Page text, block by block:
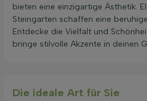
bieten eine einzigartige Ästhetik.
Steingarten schaffen eine
Entdecke die Vielfalt und
bringe stilvolle Akzente in deinen
Die ideale Art für Sie